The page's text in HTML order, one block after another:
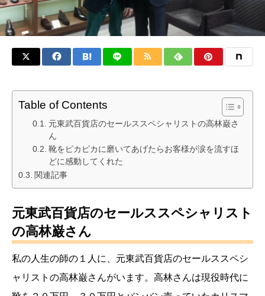
Table of Contents
元東武百貨店のセールススペシャリストの高林巌さ
ん
靴をピカピカに磨いてあげたらお客様が涙を流すほ
どに感動してくれた
関連記事
元東武百貨店のセールススペシャリスト
の高林巌さん
私の人生の師の１人に、元東武百貨店のセールススペシ
ャリストの高林巌さんがいます。高林さんは現役時代に